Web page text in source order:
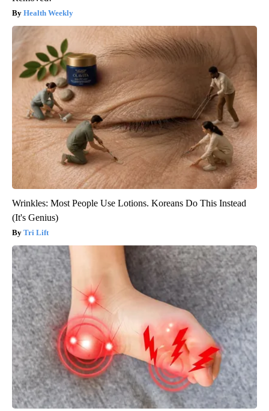
Health Weekly
Wrinkles: Most People Use Lotions. Koreans Do This Instead
(It's Genius)
Tri Lift